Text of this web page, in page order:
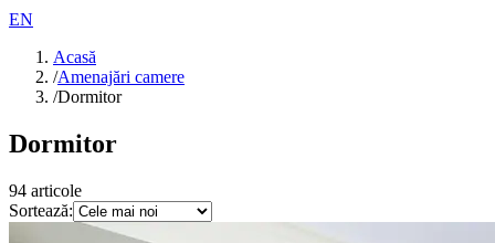
EN
Acasă
/Amenajări camere
/Dormitor
Dormitor
94 articole
Sortează: